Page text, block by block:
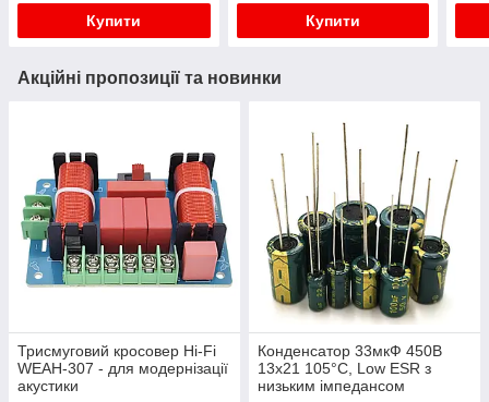
Купити Купити
Акційні пропозиції та новинки
Трисмуговий кросовер Hi-Fi
WEAH-307 - для модернізації
акустики
Конденсатор 33мкФ 450В
13x21 105°C, Low ESR з
низьким імпедансом